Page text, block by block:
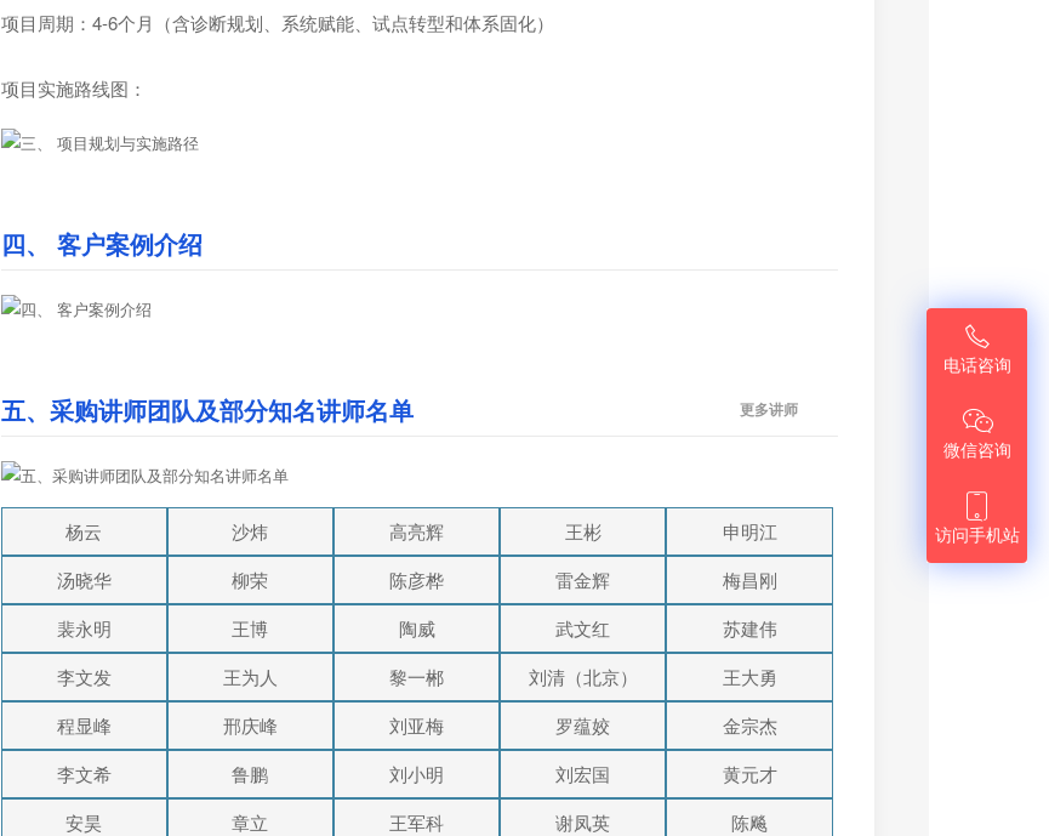
项目周期：4-6个月（含诊断规划、系统赋能、试点转型和体系固化）
项目实施路线图：
四、 客户案例介绍
五、采购讲师团队及部分知名讲师名单 更多讲师
杨云 沙炜 高亮辉 王彬
申明江
汤晓华
柳荣 陈彦桦 雷金辉
梅昌刚
裴永明
王博 陶威 武文红
苏建伟
李文发
王为人 黎一郴 刘清（北京）
王大勇
程显峰
邢庆峰 刘亚梅 罗蕴姣
金宗杰
李文希
鲁鹏 刘小明 刘宏国
黄元才
安昊
章立 王军科 谢凤英
陈飚

电话咨询

微信咨询

访问手机站